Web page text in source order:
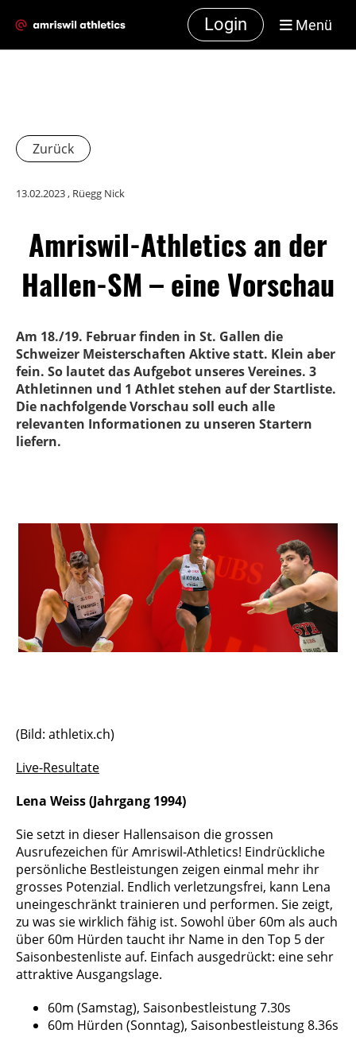
Login Menü
Zurück
13.02.2023, Rüegg Nick
Amriswil-Athletics an der
Hallen-SM – eine Vorschau
Am 18./19. Februar finden in St. Gallen die
Schweizer Meisterschaften Aktive statt. Klein aber
fein. So lautet das Aufgebot unseres Vereines. 3
Athletinnen und 1 Athlet stehen auf der Startliste.
Die nachfolgende Vorschau soll euch alle
relevanten Informationen zu unseren Startern
liefern.
(Bild: athletix.ch)
Live-Resultate
Lena Weiss (Jahrgang 1994)
Sie setzt in dieser Hallensaison die grossen
Ausrufezeichen für Amriswil-Athletics! Eindrückliche
persönliche Bestleistungen zeigen einmal mehr ihr
grosses Potenzial. Endlich verletzungsfrei, kann Lena
uneingeschränkt trainieren und performen. Sie zeigt,
zu was sie wirklich fähig ist. Sowohl über 60m als auch
über 60m Hürden taucht ihr Name in den Top 5 der
Saisonbestenliste auf. Einfach ausgedrückt: eine sehr
attraktive Ausgangslage.
60m (Samstag), Saisonbestleistung 7.30s
60m Hürden (Sonntag), Saisonbestleistung 8.36s